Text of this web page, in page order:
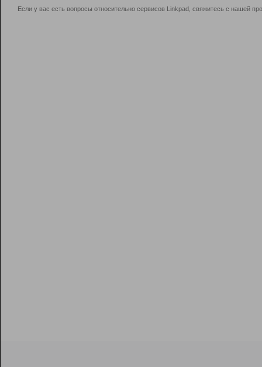
Если у вас есть вопросы относительно сервисов Linkpad, свяжитесь с нашей